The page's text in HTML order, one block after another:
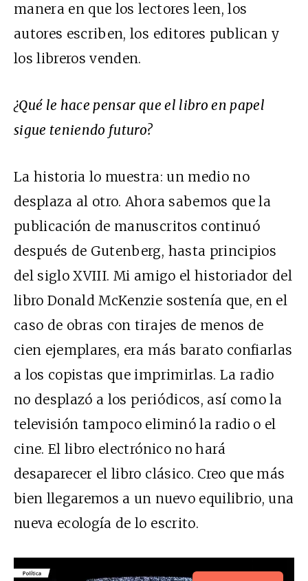
manera en que los lectores leen, los
autores escriben, los editores publican y
los libreros venden.
¿Qué le hace pensar que el libro en papel
sigue teniendo futuro?
La historia lo muestra: un medio no
desplaza al otro. Ahora sabemos que la
publicación de manuscritos continuó
después de Gutenberg, hasta principios
del siglo XVIII. Mi amigo el historiador del
libro Donald McKenzie sostenía que, en el
caso de obras con tirajes de menos de
cien ejemplares, era más barato confiarlas
a los copistas que imprimirlas. La radio
no desplazó a los periódicos, así como la
televisión tampoco eliminó la radio o el
cine. El libro electrónico no hará
desaparecer el libro clásico. Creo que más
bien llegaremos a un nuevo equilibrio, una
nueva ecología de lo escrito.